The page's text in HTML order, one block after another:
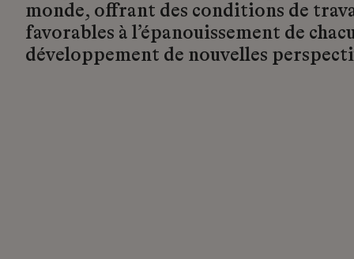
monde, offrant des conditions de
favorables à l’épanouissement de
développement de nouvelles